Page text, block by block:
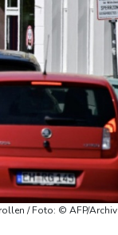
/ Foto: © AFP/Archiv